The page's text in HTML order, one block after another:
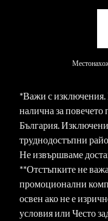
*Важи с изключения.
налична за повечето
България.
труднодостъпни
Не извършваме
**Отстъпките не
промоционални
освен ако не е
условия или Често